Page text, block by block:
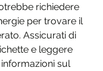
richiedere
per trovare il
Assicurati di
e leggere
sul